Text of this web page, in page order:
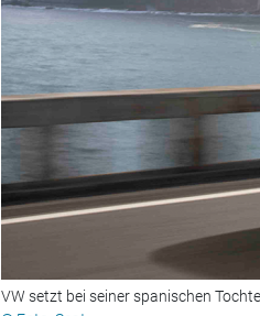
VW setzt bei seiner spanischen